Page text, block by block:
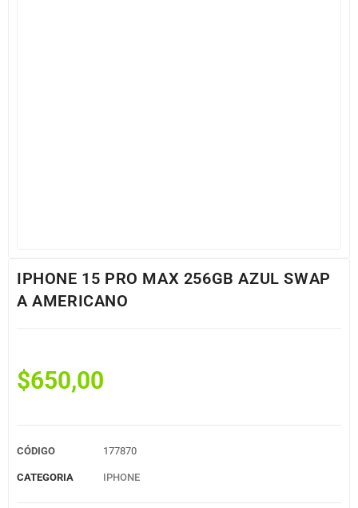
IPHONE 15 PRO MAX 256GB AZUL SWAP
A AMERICANO
$650,00
CÓDIGO 177870
CATEGORIA IPHONE